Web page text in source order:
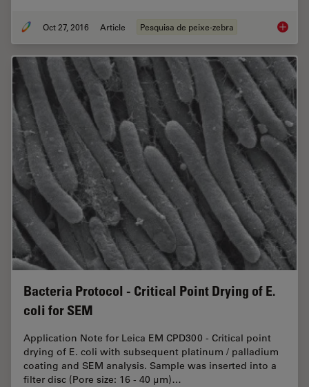
Oct 27, 2016 Article Pesquisa de peixe-zebra
Bacteria Protocol - Critical Point Drying of E.
coli for SEM
Application Note for Leica EM CPD300 - Critical point
drying of E. coli with subsequent platinum / palladium
coating and SEM analysis. Sample was inserted into a
filter disc (Pore size: 16 - 40 μm)…